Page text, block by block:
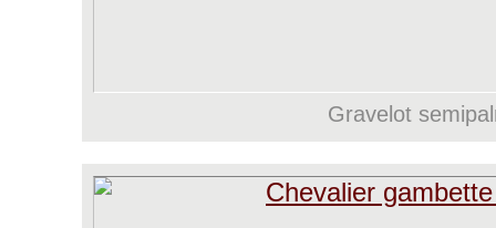
Gravelot